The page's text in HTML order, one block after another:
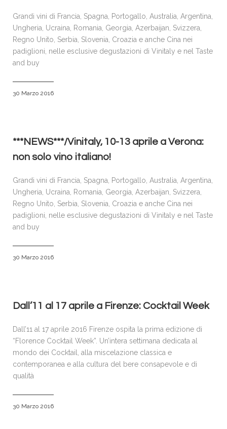
Grandi vini di Francia, Spagna, Portogallo, Australia, Argentina,
Ungheria, Ucraina, Romania, Georgia, Azerbaijan, Svizzera,
Regno Unito, Serbia, Slovenia, Croazia e anche Cina nei
padiglioni, nelle esclusive degustazioni di Vinitaly e nel Taste
and buy
30 Marzo 2016
***NEWS***/Vinitaly, 10-13 aprile a Verona:
non solo vino italiano!
Grandi vini di Francia, Spagna, Portogallo, Australia, Argentina,
Ungheria, Ucraina, Romania, Georgia, Azerbaijan, Svizzera,
Regno Unito, Serbia, Slovenia, Croazia e anche Cina nei
padiglioni, nelle esclusive degustazioni di Vinitaly e nel Taste
and buy
30 Marzo 2016
Dall’11 al 17 aprile a Firenze: Cocktail Week
Dall’11 al 17 aprile 2016 Firenze ospita la prima edizione di
“Florence Cocktail Week”. Un’intera settimana dedicata al
mondo dei Cocktail, alla miscelazione classica e
contemporanea e alla cultura del bere consapevole e di
qualità
30 Marzo 2016